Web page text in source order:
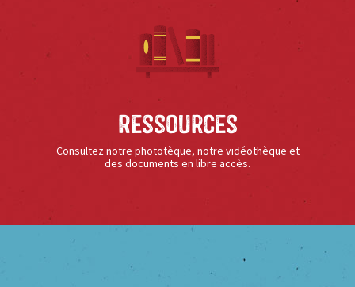
Ressources
Consultez notre phototèque, notre vidéothèque et
des documents en libre accès.